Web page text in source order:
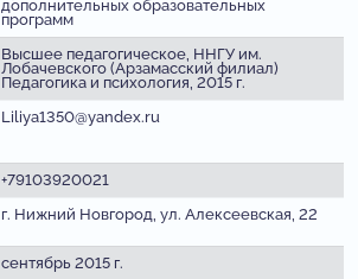
дополнительных образовательных
программ
Высшее педагогическое, ННГУ им.
Лобачевского (Арзамасский филиал)
Педагогика и психология, 2015 г.
Liliya1350@yandex.ru
+79103920021
г. Нижний Новгород, ул. Алексеевская, 22
сентябрь 2015 г.